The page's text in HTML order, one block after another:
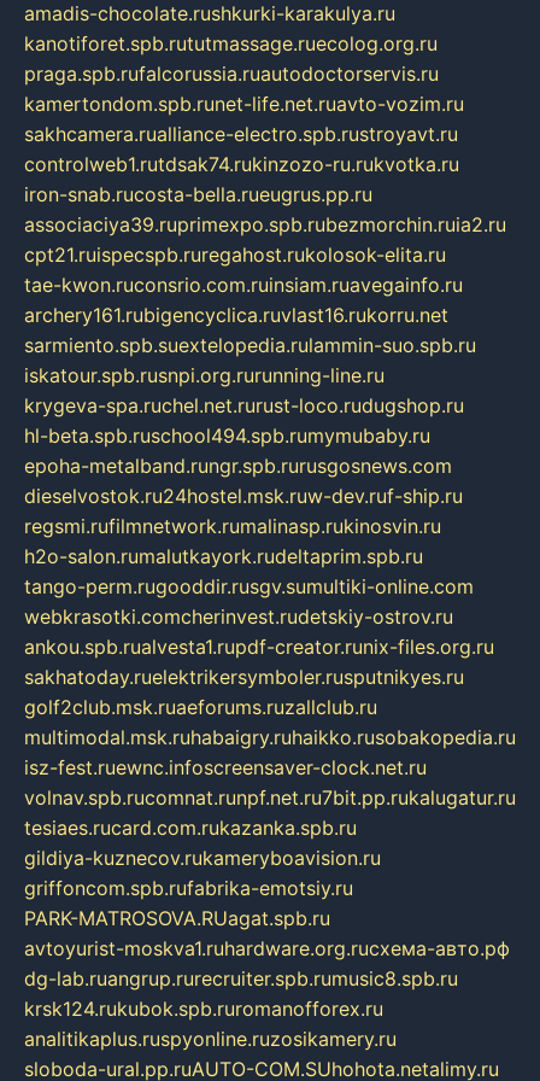
amadis-chocolate.rushkurki-karakulya.ru
kanotiforet.spb.rututmassage.ruecolog.org.ru
praga.spb.rufalcorussia.ruautodoctorservis.ru
kamertondom.spb.runet-life.net.ruavto-vozim.ru
sakhcamera.rualliance-electro.spb.rustroyavt.ru
controlweb1.rutdsak74.rukinzozo-ru.rukvotka.ru
iron-snab.rucosta-bella.rueugrus.pp.ru
associaciya39.ruprimexpo.spb.rubezmorchin.ruia2.ru
cpt21.ruispecspb.ruregahost.rukolosok-elita.ru
tae-kwon.ruconsrio.com.ruinsiam.ruavegainfo.ru
archery161.rubigencyclica.ruvlast16.rukorru.net
sarmiento.spb.suextelopedia.rulammin-suo.spb.ru
iskatour.spb.rusnpi.org.rurunning-line.ru
krygeva-spa.ruchel.net.rurust-loco.rudugshop.ru
hl-beta.spb.ruschool494.spb.rumymubaby.ru
epoha-metalband.rungr.spb.rurusgosnews.com
dieselvostok.ru24hostel.msk.ruw-dev.ruf-ship.ru
regsmi.rufilmnetwork.rumalinasp.rukinosvin.ru
h2o-salon.rumalutkayork.rudeltaprim.spb.ru
tango-perm.rugooddir.rusgv.sumultiki-online.com
webkrasotki.comcherinvest.rudetskiy-ostrov.ru
ankou.spb.rualvesta1.rupdf-creator.runix-files.org.ru
sakhatoday.ruelektrikersymboler.rusputnikyes.ru
golf2club.msk.ruaeforums.ruzallclub.ru
multimodal.msk.ruhabaigry.ruhaikko.rusobakopedia.ru
isz-fest.ruewnc.infoscreensaver-clock.net.ru
volnav.spb.rucomnat.runpf.net.ru7bit.pp.rukalugatur.ru
tesiaes.rucard.com.rukazanka.spb.ru
gildiya-kuznecov.rukameryboavision.ru
griffoncom.spb.rufabrika-emotsiy.ru
PARK-MATROSOVA.RUagat.spb.ru
avtoyurist-moskva1.ruhardware.org.ruсхема-авто.рф
dg-lab.ruangrup.rurecruiter.spb.rumusic8.spb.ru
krsk124.rukubok.spb.ruromanofforex.ru
analitikaplus.ruspyonline.ruzosikamery.ru
sloboda-ural.pp.ruAUTO-COM.SUhohota.netalimy.ru